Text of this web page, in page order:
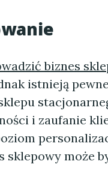
biznes
istnieją
i zaufanie
sklepowy może